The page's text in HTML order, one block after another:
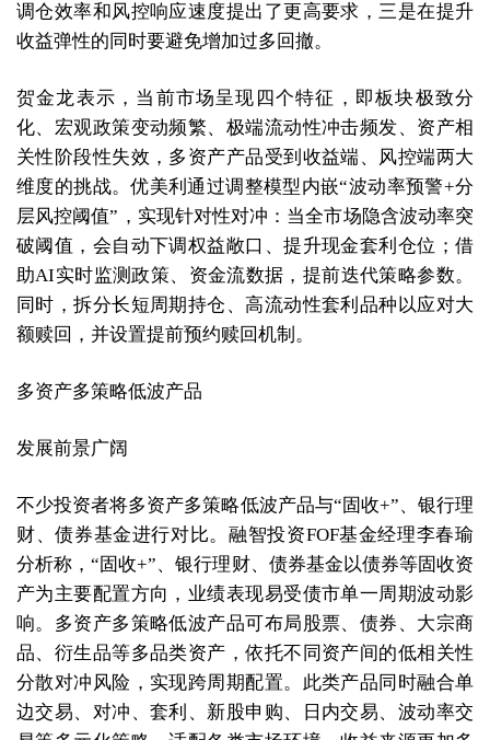
调仓效率和风控响应速度提出了更高要求，三是在提升
收益弹性的同时要避免增加过多回撤。
贺金龙表示，当前市场呈现四个特征，即板块极致分
化、宏观政策变动频繁、极端流动性冲击频发、资产相
关性阶段性失效，多资产产品受到收益端、风控端两大
维度的挑战。优美利通过调整模型内嵌“波动率预警+分
层风控阈值”，实现针对性对冲：当全市场隐含波动率突
破阈值，会自动下调权益敞口、提升现金套利仓位；借
助AI实时监测政策、资金流数据，提前迭代策略参数。
同时，拆分长短周期持仓、高流动性套利品种以应对大
额赎回，并设置提前预约赎回机制。
多资产多策略低波产品
发展前景广阔
不少投资者将多资产多策略低波产品与“固收+”、银行理
财、债券基金进行对比。融智投资FOF基金经理李春瑜
分析称，“固收+”、银行理财、债券基金以债券等固收资
产为主要配置方向，业绩表现易受债市单一周期波动影
响。多资产多策略低波产品可布局股票、债券、大宗商
品、衍生品等多品类资产，依托不同资产间的低相关性
分散对冲风险，实现跨周期配置。此类产品同时融合单
边交易、对冲、套利、新股申购、日内交易、波动率交